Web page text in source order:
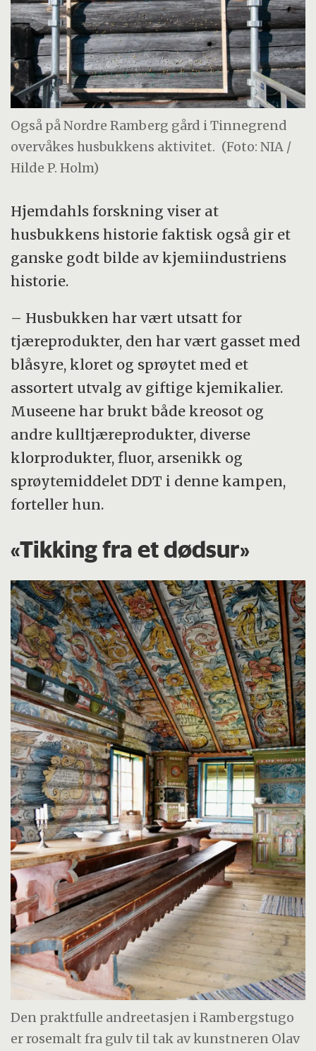
Også på Nordre Ramberg gård i Tinnegrend
overvåkes husbukkens aktivitet. (Foto: NIA /
Hilde P. Holm)
Hjemdahls forskning viser at
husbukkens historie faktisk også gir et
ganske godt bilde av kjemiindustriens
historie.
– Husbukken har vært utsatt for
tjæreprodukter, den har vært gasset med
blåsyre, kloret og sprøytet med et
assortert utvalg av giftige kjemikalier.
Museene har brukt både kreosot og
andre kulltjæreprodukter, diverse
klorprodukter, fluor, arsenikk og
sprøytemiddelet DDT i denne kampen,
forteller hun.
«Tikking fra et dødsur»
Den praktfulle andreetasjen i Rambergstugo
er rosemalt fra gulv til tak av kunstneren Olav